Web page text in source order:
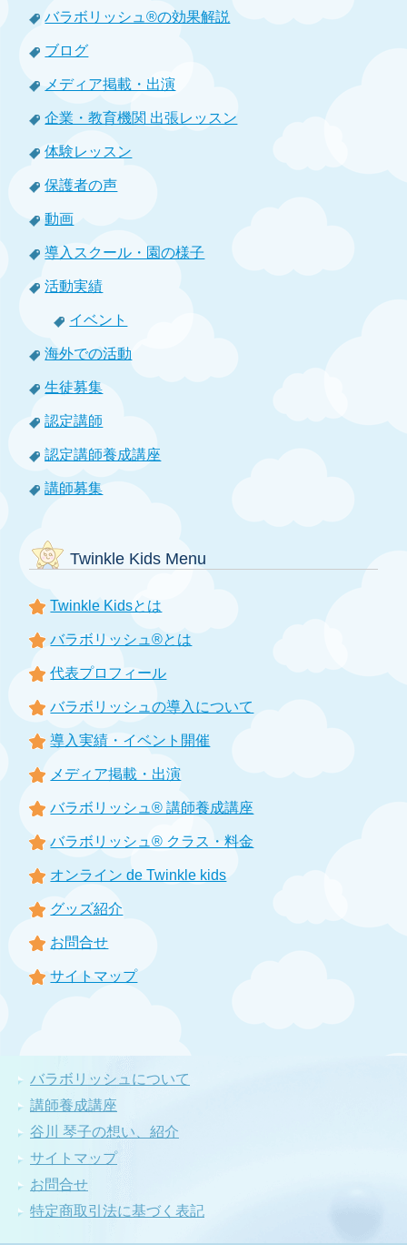
バラボリッシュ®の効果解説
ブログ
メディア掲載・出演
企業・教育機関 出張レッスン
体験レッスン
保護者の声
動画
導入スクール・園の様子
活動実績
イベント
海外での活動
生徒募集
認定講師
認定講師養成講座
講師募集
Twinkle Kids Menu
Twinkle Kidsとは
バラボリッシュ®とは
代表プロフィール
バラボリッシュの導入について
導入実績・イベント開催
メディア掲載・出演
バラボリッシュ® 講師養成講座
バラボリッシュ® クラス・料金
オンライン de Twinkle kids
グッズ紹介
お問合せ
サイトマップ
バラボリッシュについて
講師養成講座
谷川 琴子の想い、紹介
サイトマップ
お問合せ
特定商取引法に基づく表記